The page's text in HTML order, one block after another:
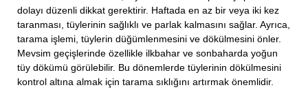
dolayı düzenli dikkat gerektirir. Haftada en az bir veya iki kez
taranması, tüylerinin sağlıklı ve parlak kalmasını sağlar. Ayrıca,
tarama işlemi, tüylerin düğümlenmesini ve dökülmesini önler.
Mevsim geçişlerinde özellikle ilkbahar ve sonbaharda yoğun
tüy dökümü görülebilir. Bu dönemlerde tüylerinin dökülmesini
kontrol altına almak için tarama sıklığını artırmak önemlidir.